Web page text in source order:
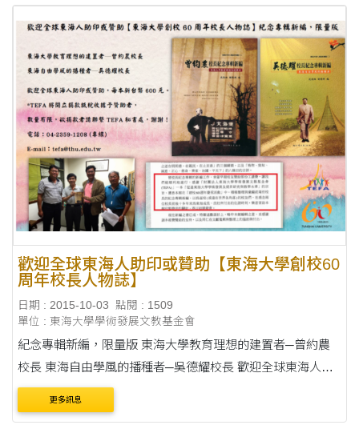
歡迎全球東海人助印或贊助【東海大學創校60
周年校長人物誌】
日期 : 2015-10-03
點閱 : 1509
單位 : 東海大學學術發展文教基金會
紀念專輯新編，限量版 東海大學教育理想的建置者─曾約農
校長 東海自由學風的播種者─吳德耀校長 歡迎全球東海人助
印或贊助，每本新台幣600元。 *TEFA將開立捐款抵稅收據予
贊助者， 數量有限，欲捐款者請聯繫TEFA....
更多訊息